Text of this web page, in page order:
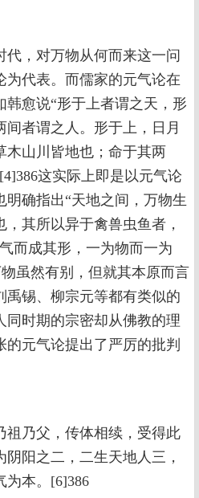
，对万物从何而来这一问
为代表。而儒家的元气论在
韩愈说“形于上者谓之天，形
者谓之人。形于上，日月
木山川皆地也；命于其两
这实际上即是以元气论
确指出“天地之间，万物生
其所以异于禽兽虫鱼者，
而成其形，一为物而一为
虽然有别，但就其本原而言
禹锡、柳宗元等都有类似的
同时期的宗密却从佛教的理
元气论提出了严厉的批判
祖乃父，传体相续，受得此
阳之二，二生天地人三，
为本。[6]386